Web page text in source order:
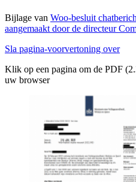
Bijlage van Woo-besluit
aangemaakt door de directeur
Sla pagina-voorvertoning over
Klik op een pagina om de PDF
uw browser